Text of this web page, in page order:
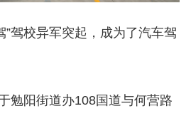
”驾校异军突起，成为了汽车驾
勉阳街道办108国道与何营路